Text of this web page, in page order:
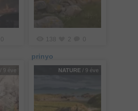
138 2
prinyo
/ 9 éve NATURE / 9 éve